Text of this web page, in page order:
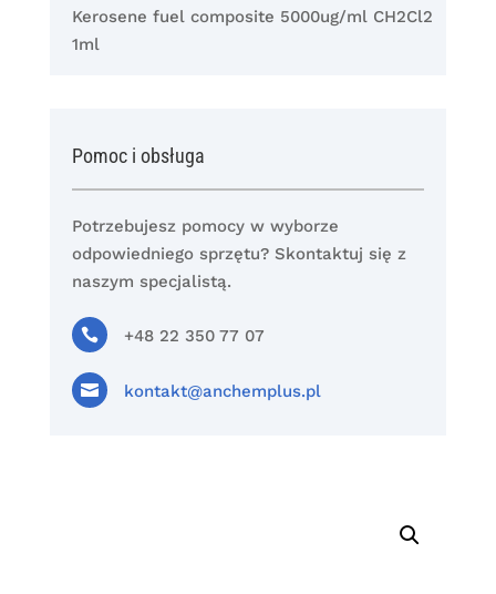
Kerosene fuel composite 5000ug/ml CH2Cl2
1ml
Pomoc i obsługa
Potrzebujesz pomocy w wyborze
odpowiedniego sprzętu? Skontaktuj się z
naszym specjalistą.
 +48 22 350 77 07
 kontakt@anchemplus.pl